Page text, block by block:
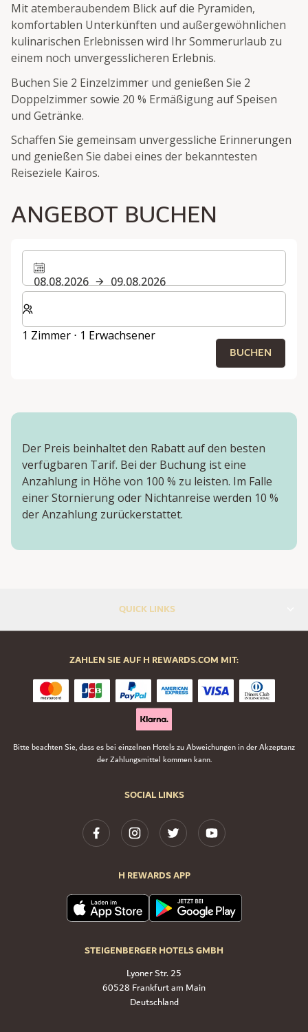
Mit atemberaubendem Blick auf die Pyramiden,
komfortablen Unterkünften und außergewöhnlichen
kulinarischen Erlebnissen wird Ihr Sommerurlaub zu
einem noch unvergesslicheren Erlebnis.
Buchen Sie 2 Einzelzimmer und genießen Sie 2
Doppelzimmer sowie 20 % Ermäßigung auf Speisen
und Getränke.
Schaffen Sie gemeinsam unvergessliche Erinnerungen
und genießen Sie dabei eines der bekanntesten
Reiseziele Kairos.
ANGEBOT BUCHEN
08.08.2026
09.08.2026
Wählen Sie die Anzahl der Zimmer und Gäste für Ihren
1 Zimmer ⋅ 1 Erwachsener
BUCHEN
Der Preis beinhaltet den Rabatt auf den besten
verfügbaren Tarif. Bei der Buchung ist eine
Anzahlung in Höhe von 100 % zu leisten. Im Falle
einer Stornierung oder Nichtanreise werden 10 %
der Anzahlung zurückerstattet.
QUICK LINKS
SOCIAL LINKS
H REWARDS APP
STEIGENBERGER HOTELS GMBH
Lyoner Str. 25
60528 Frankfurt am Main
Deutschland
ZAHLEN SIE AUF H REWARDS.COM MIT:
Bitte beachten Sie, dass es bei einzelnen Hotels zu Abweichungen in der Akzeptanz
der Zahlungsmittel kommen kann.